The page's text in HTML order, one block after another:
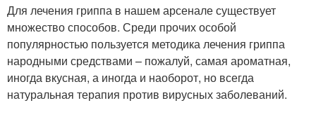
Для лечения гриппа в нашем арсенале существует
множество способов. Среди прочих особой
популярностью пользуется методика лечения гриппа
народными средствами – пожалуй, самая ароматная,
иногда вкусная, а иногда и наоборот, но всегда
натуральная терапия против вирусных заболеваний.